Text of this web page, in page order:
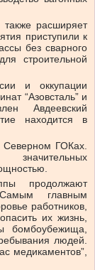
также расширяет
приступили к
без сварного
строительной
и оккупации
“Азовсталь” и
Авдеевский
находится в
Северном ГОКах.
продолжают
главным
работников,
их жизнь,
бомбоубежища,
людей.
медикаментов”,